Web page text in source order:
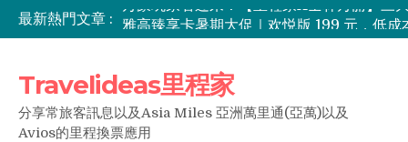
最新熱門文章 :
Travelideas里程家
分享常旅客訊息以及Asia Miles 亞洲萬里通(亞萬)以及
Avios的里程換票應用